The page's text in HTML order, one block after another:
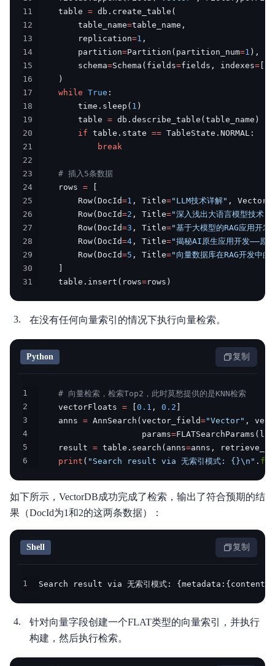
11
    table
= db . create_table (
12
        table_name
=table_name ,
13
        replication
=1 ,
14
        partition
=Partition ( partition_num=1 ) ,
15
        schema
=Schema ( fields=fields , indexes= [
16
)
17
while True :
18
        time
. sleep ( 1 )
19
        table
= db . describe_table (table_name )
20
if table . state == TableState . NORMAL :
21
break
22
23
# 插入5条数据
24
    rows
=
[
25
        Row
(DocId=1 , Title="LLM技术详解" , Vector
26
        Row
(DocId=2 , Title="深入浅出大语言模型技术"
27
        Row
(DocId=3 , Title="基于大模型的RAG应用开发
28
        Row
(DocId=4 , Title="揭秘AI原生应用开发——原
29
        Row
(DocId=5 , Title="向量数据库在RAG开发中的
30
]
31
    table
. insert ( rows=rows )
在没有任何向量索引的情况下执行向量检索。
Python 复制
1
# 向量检索，检索Top2，此时莫愁提供的是KNN检索
2
    vectorFloats
= [0.1 , 0.2 ]
3
    anns
= AnnSearch (vector_field="Vector" ,
4
                     params
=FLATSearchParams (
5
    result
= table . search ( anns=anns ,
6
print ( "Search result via 无索引模式: {}\n" .
如下所示，VectorDB成功完成了检索，输出了符合预期的结
果（DocId为1和2的这两条数据）：
Shell 复制
1 Search result via 无索引模式: {metadata: {
针对向量字段创建一个FLAT类型的向量索引，并执行
构建，然后执行检索。